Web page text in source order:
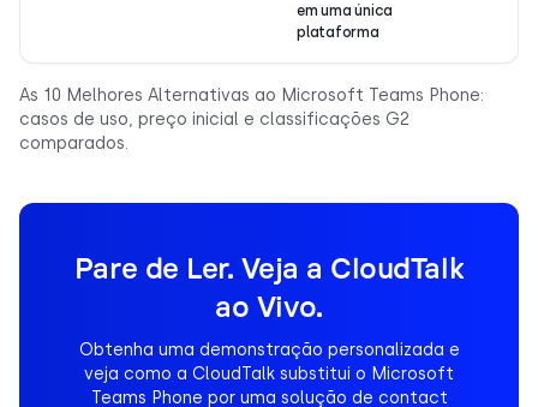
em uma única
plataforma
As 10 Melhores Alternativas ao Microsoft Teams Phone:
casos de uso, preço inicial e classificações G2
comparados.
Pare de Ler. Veja a CloudTalk
ao Vivo.
Obtenha uma demonstração personalizada e
veja como a CloudTalk substitui o Microsoft
Teams Phone por uma solução de contact